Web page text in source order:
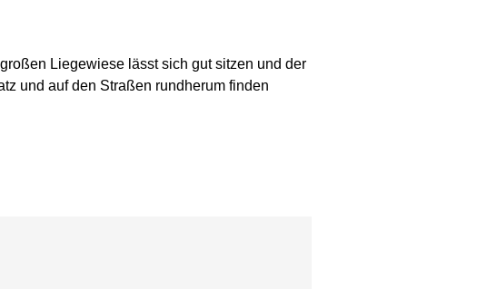
Liegewiese lässt sich gut sitzen und der
und auf den Straßen rundherum finden